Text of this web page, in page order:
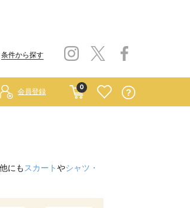
条件から探す
0
会員登録
にも スカートやシャツ・